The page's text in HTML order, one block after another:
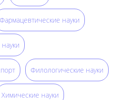
Фармацевтические науки
Филологические науки
Химические науки